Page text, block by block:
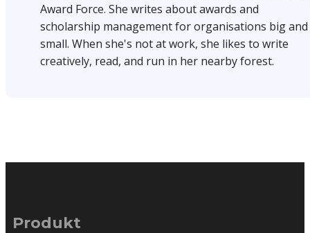
Award Force. She writes about awards and
scholarship management for organisations big and
small. When she's not at work, she likes to write
creatively, read, and run in her nearby forest.
Produkt